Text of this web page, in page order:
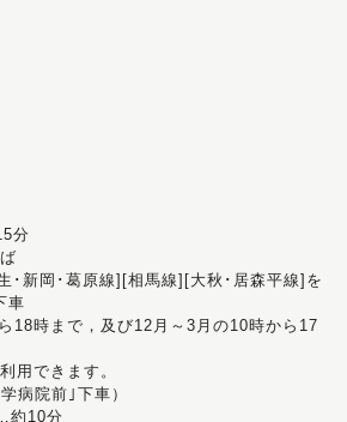
分
･新岡･葛原線][相馬線][大秋･居森平線]を
車
18時まで，及び12月～3月の10時から17
用できます。
病院前｣下車）
約10分